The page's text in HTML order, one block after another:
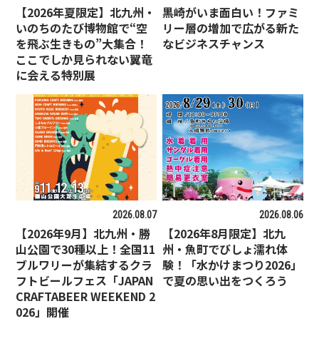
【2026年夏限定】北九州・
いのちのたび博物館で“空
を飛ぶ生きもの”大集合！
ここでしか見られない翼竜
に会える特別展
黒崎がいま面白い！ファミ
リー層の増加で広がる新た
なビジネスチャンス
2026.08.07
【2026年9月】北九州・勝
山公園で30種以上！全国11
ブルワリーが集結するクラ
フトビールフェス「JAPAN
CRAFTABEER WEEKEND 2
026」開催
2026.08.06
【2026年8月限定】北九
州・魚町でびしょ濡れ体
験！「水かけまつり2026」
で夏の思い出をつくろう